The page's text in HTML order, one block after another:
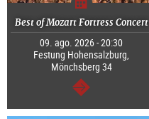
Best of Mozart Fortress Concert
09. ago. 2026 - 20:30
Festung Hohensalzburg,
Mönchsberg 34
continuar